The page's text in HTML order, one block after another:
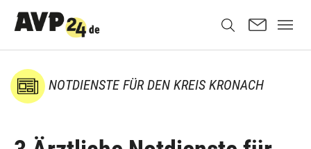
NOTDIENSTE FÜR DEN KREIS KRONACH